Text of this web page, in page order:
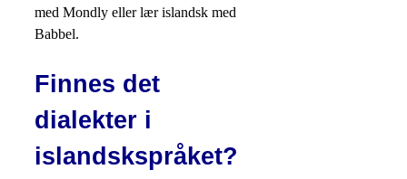
med Mondly eller lær islandsk med
Babbel.
Finnes det
dialekter i
islandskspråket?